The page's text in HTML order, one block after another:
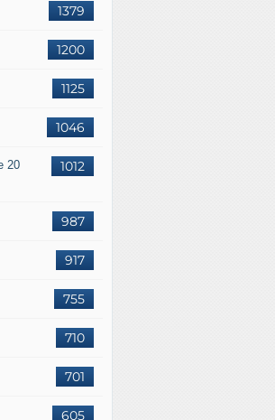
1379
1200
1125
1046
1012
20
987
917
755
710
701
605